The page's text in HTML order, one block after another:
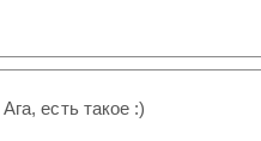
Ага, есть такое :)